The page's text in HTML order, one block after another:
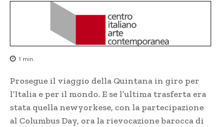
1 min.
Prosegue il viaggio della Quintana in giro per
l’Italia e per il mondo. E se l’ultima trasferta era
stata quella newyorkese, con la partecipazione
al Columbus Day, ora la rievocazione barocca di